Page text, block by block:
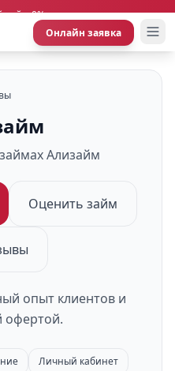
займ 0%
Онлайн заявка
Ализайм
Оценить займ
опыт клиентов и
офертой.
Личный кабинет